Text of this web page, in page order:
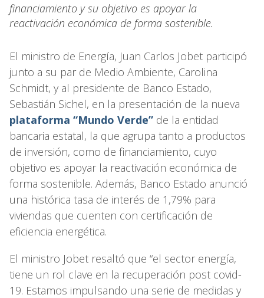
financiamiento y su objetivo es apoyar la
reactivación económica de forma sostenible.
El ministro de Energía, Juan Carlos Jobet participó
junto a su par de Medio Ambiente, Carolina
Schmidt, y al presidente de Banco Estado,
Sebastián Sichel, en la presentación de la nueva
plataforma “Mundo Verde” de la entidad
bancaria estatal, la que agrupa tanto a productos
de inversión, como de financiamiento, cuyo
objetivo es apoyar la reactivación económica de
forma sostenible. Además, Banco Estado anunció
una histórica tasa de interés de 1,79% para
viviendas que cuenten con certificación de
eficiencia energética.
El ministro Jobet resaltó que “el sector energía,
tiene un rol clave en la recuperación post covid-
19. Estamos impulsando una serie de medidas y